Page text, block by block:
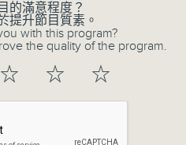
的滿意程度？
提升節目質素。
with this program?
the quality of the program.
☆ ☆ ☆